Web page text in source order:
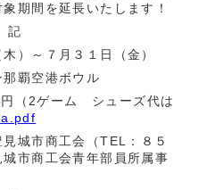
期間を延長いたします！
記
）～７月３１日（金）
覇空港ボウル
（2ゲーム シューズ代は
城市商工会（TEL：８５
市商工会青年部員所属事